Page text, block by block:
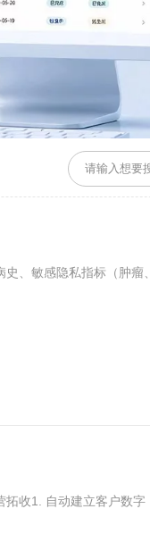
、敏感隐私指标（肿瘤、
拓收1. 自动建立客户数字